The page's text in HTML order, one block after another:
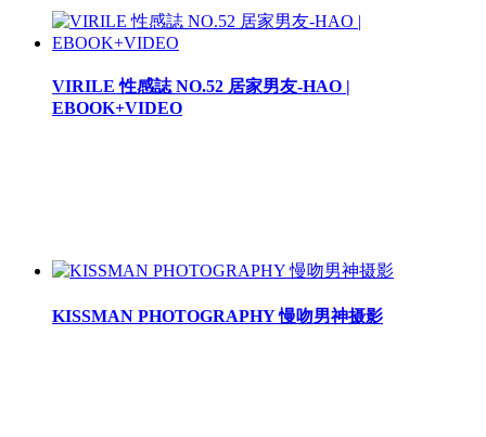
VIRILE 性感誌 NO.52 居家男友-HAO |
EBOOK+VIDEO
KISSMAN PHOTOGRAPHY 慢吻男神摄影